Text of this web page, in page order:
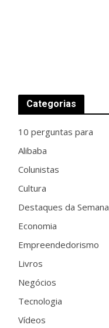
Categorias
10 perguntas para
Alibaba
Colunistas
Cultura
Destaques da Semana
Economia
Empreendedorismo
Livros
Negócios
Tecnologia
Vídeos